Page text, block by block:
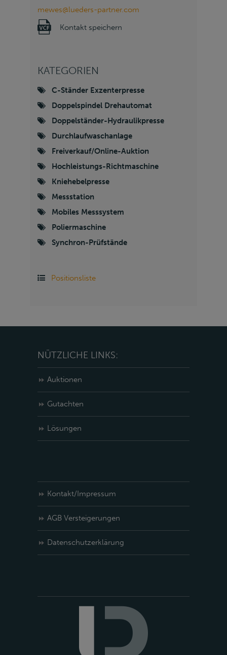
mewes@lueders-partner.com
Kontakt speichern
KATEGORIEN
C-Ständer Exzenterpresse
Doppelspindel Drehautomat
Doppelständer-Hydraulikpresse
Durchlaufwaschanlage
Freiverkauf/Online-Auktion
Hochleistungs-Richtmaschine
Kniehebelpresse
Messstation
Mobiles Messsystem
Poliermaschine
Synchron-Prüfstände
Positionsliste
NÜTZLICHE LINKS:
Auktionen
Gutachten
Lösungen
Kontakt/Impressum
AGB Versteigerungen
Datenschutzerklärung